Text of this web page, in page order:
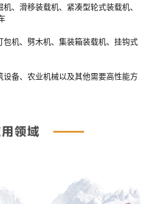
、滑移装载机、紧凑型轮式装载机、
机、劈木机、集装箱装载机、挂钩式
备、农业机械以及其他需要高性能方